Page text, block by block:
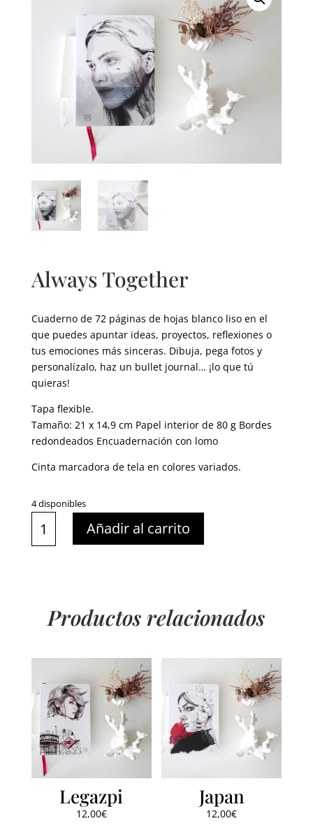
Always Together
Cuaderno de 72 páginas de hojas blanco liso en el
que puedes apuntar ideas, proyectos, reflexiones o
tus emociones más sinceras. Dibuja, pega fotos y
personalízalo, haz un bullet journal… ¡lo que tú
quieras!
Tapa flexible.
Tamaño: 21 x 14,9 cm Papel interior de 80 g Bordes
redondeados Encuadernación con lomo
Cinta marcadora de tela en colores variados.
4 disponibles
Together
Añadir al carrito
Productos relacionados
Legazpi
12,00€
Japan
12,00€